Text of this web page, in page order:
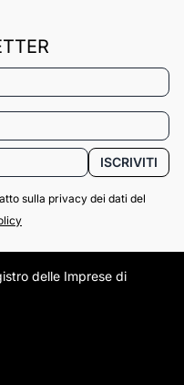
ISCRIVITI
sulla privacy dei dati del
delle Imprese di